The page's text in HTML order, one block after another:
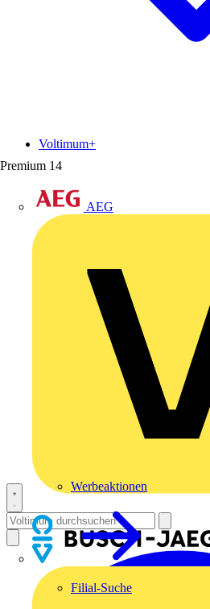
Premium 14
AEG
Voltimum+
Werbeaktionen
Filial-Suche